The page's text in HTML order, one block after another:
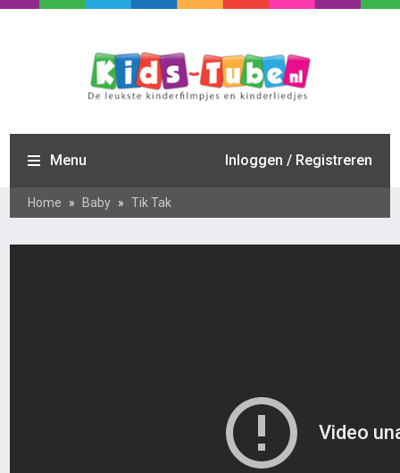
Menu Inloggen / Registreren
Home » Baby » Tik Tak